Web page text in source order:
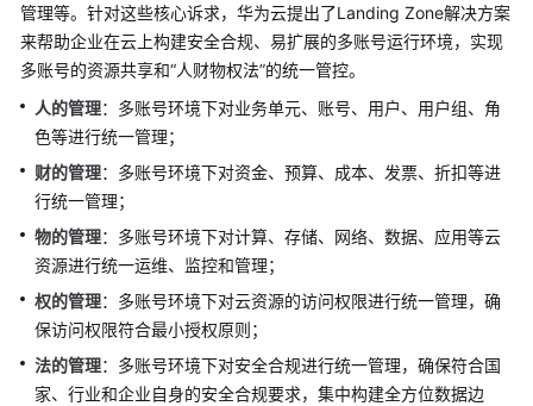
战
为
什
么
要
Landing
Zone
Landing
Zone
计
原
管理等。针对这些核心诉求，华为云提出了Landing Zone解决方案
来帮助企业在云上构建安全合规、易扩展的多账号运行环境，实现
多账号的资源共享和“人财物权法”的统一管控。
人的管理：多账号环境下对业务单元、账号、用户、用户组、角
色等进行统一管理；
财的管理：多账号环境下对资金、预算、成本、发票、折扣等进
行统一管理；
物的管理：多账号环境下对计算、存储、网络、数据、应用等云
资源进行统一运维、监控和管理；
权的管理：多账号环境下对云资源的访问权限进行统一管理，确
保访问权限符合最小授权原则；
法的管理：多账号环境下对安全合规进行统一管理，确保符合国
家、行业和企业自身的安全合规要求，集中构建全方位数据边